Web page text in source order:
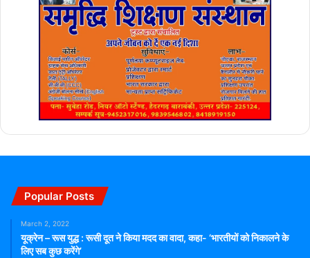
Popular Posts
March 2, 2022
यूक्रेन – रूस युद्ध : रूसी दूत ने किया मदद का वादा, कहा- ‘भारतीयों को निकालने के
लिए सब कुछ करेंगे’